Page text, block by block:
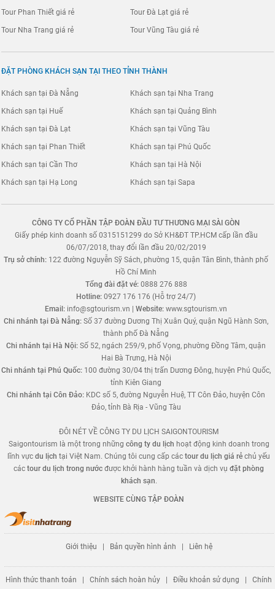
Tour Phan Thiết giá rẻ Tour Đà Lạt giá rẻ
Tour Nha Trang giá rẻ Tour Vũng Tàu giá rẻ
ĐẶT PHÒNG KHÁCH SẠN TẠI THEO TỈNH THÀNH
Khách sạn tại Đà Nẵng
Khách sạn tại Huế
Khách sạn tại Nha Trang
Khách sạn tại Quảng Bình
Khách sạn tại Đà Lạt
Khách sạn tại Phan Thiết
Khách sạn tại Vũng Tàu
Khách sạn tại Phú Quốc
Khách sạn tại Cần Thơ
Khách sạn tại Hạ Long
Khách sạn tại Hà Nội
Khách sạn tại Sapa
CÔNG TY CỔ PHẦN TẬP ĐOÀN ĐẦU TƯ THƯƠNG MẠI SÀI GÒN
Giấy phép kinh doanh số 0315151299 do Sở KH&ĐT TP.HCM cấp lần đầu
06/07/2018, thay đổi lần đầu 20/02/2019
Trụ sở chính: 122 đường Nguyễn Sỹ Sách, phường 15, quận Tân Bình, thành phố
Hồ Chí Minh
Tổng đài đặt vé:0888 276 888
Hotline: 0927 176 176 (Hỗ trợ 24/7)
Email: info@sgtourism.vn |Website: www.sgtourism.vn
Chi nhánh tại Đà Nẵng: Số 37 đường Dương Thị Xuân Quý, quận Ngũ Hành Sơn,
thành phố Đà Nẵng
Chi nhánh tại Hà Nội: Số 52, ngách 259/9, phố Vọng, phường Đồng Tâm, quận
Hai Bà Trưng, Hà Nội
Chi nhánh tại Phú Quốc: 100 đường 30/04 thị trấn Dương Đông, huyện Phú Quốc,
tỉnh Kiên Giang
Chi nhánh tại Côn Đảo: KDC số 5, đường Nguyễn Huệ, TT Côn Đảo, huyện Côn
Đảo, tỉnh Bà Rịa - Vũng Tàu
ĐÔI NÉT VỀ CÔNG TY DU LỊCH SAIGONTOURISM
Saigontourism là một trong những công ty du lịch hoạt động kinh doanh trong
lĩnh vựcdu lịch tại Việt Nam. Chúng tôi cung cấp cáctour du lịch giá rẻ chủ yếu
cáctour du lịch trong nước được khởi hành hàng tuần và dịch vụđặt phòng
khách sạn.
WEBSITE CÙNG TẬP ĐOÀN
Giới thiệu Bản quyền hình ảnh Liên hệ
Hình thức thanh toán |Chính sách hoàn hủy |Điều khoản sử dụng |Chính